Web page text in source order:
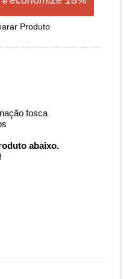
Produto
fosca
abaixo.